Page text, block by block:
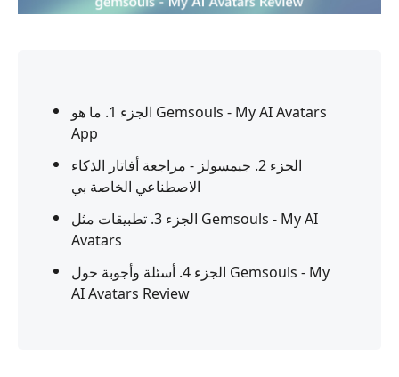
الجزء 1. ما هو Gemsouls - My AI Avatars
App
الجزء 2. جيمسولز - مراجعة أفاتار الذكاء
الاصطناعي الخاصة بي
الجزء 3. تطبيقات مثل Gemsouls - My AI
Avatars
الجزء 4. أسئلة وأجوبة حول Gemsouls - My
AI Avatars Review